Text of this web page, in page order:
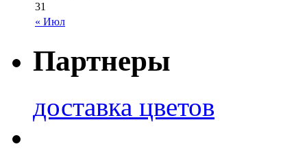
« Июл
31
Партнеры
доставка цветов